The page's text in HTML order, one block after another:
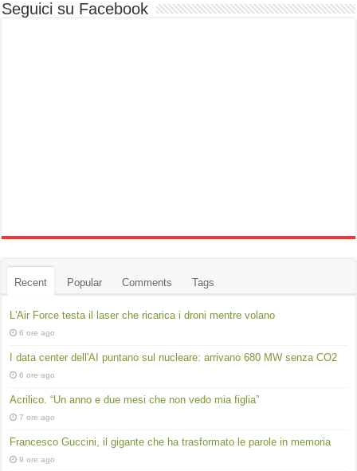
Seguici su Facebook
Recent Popular Comments Tags
L'Air Force testa il laser che ricarica i droni mentre volano
6 ore ago
I data center dell'AI puntano sul nucleare: arrivano 680 MW senza CO2
6 ore ago
Acrilico. “Un anno e due mesi che non vedo mia figlia”
7 ore ago
Francesco Guccini, il gigante che ha trasformato le parole in memoria
9 ore ago